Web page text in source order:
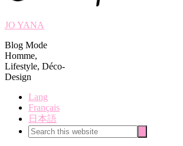
JO YANA
Blog Mode
Homme,
Lifestyle, Déco-
Design
Lang
Français
日本語
Search
this